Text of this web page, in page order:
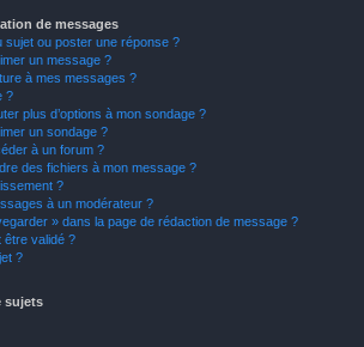
de messages
sujet ou poster une réponse ?
un message ?
à mes messages ?
?
plus d’options à mon sondage ?
un sondage ?
à un forum ?
des fichiers à mon message ?
?
à un modérateur ?
» dans la page de rédaction de message ?
être validé ?
?
sujets